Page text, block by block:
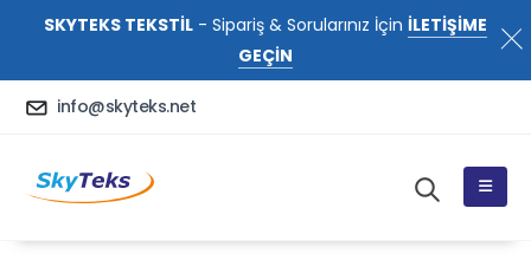
SKYTEKS TEKSTİL - Sipariş & Sorularınız İçin İLETİŞİME
GEÇİN
info@skyteks.net